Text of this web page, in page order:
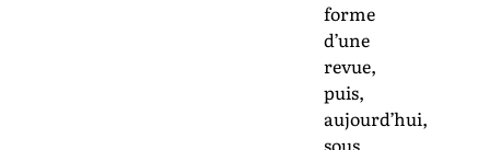
forme
d’une
revue,
puis,
aujourd’hui,